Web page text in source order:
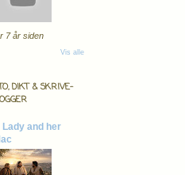
7 år siden
Vis alle
DIKT & SKRIVE-
Lady and her